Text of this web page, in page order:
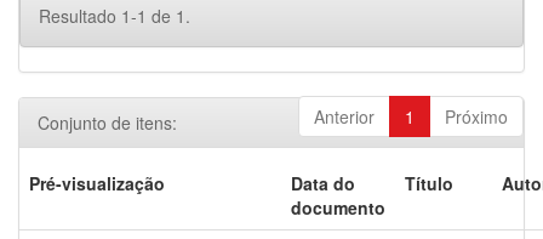
Resultado 1-1 de 1.
Anterior 1 Próximo
Conjunto de itens:
Pré-visualização
Data do
documento
Título